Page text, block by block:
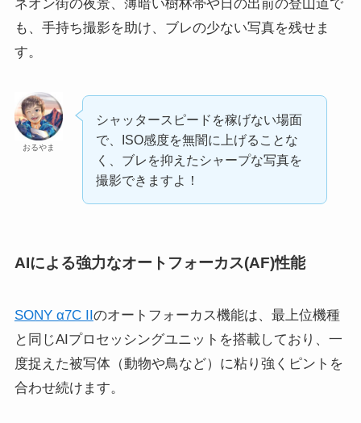
ネオン街の夜景、薄暗い樹林帯や日の出前の登山道で
も、手持ち撮影を助け、ブレの少ない写真を残せま
す。
おるやま
シャッタースピードを稼げない場面
で、ISO感度を無闇に上げることな
く、ブレを抑えたシャープな写真を
撮影できますよ！
AIによる強力なオートフォーカス(AF)性能
SONY α7C II のオートフォーカス機能は、最上位機種
と同じAIプロセッシングユニットを搭載しており、一
度捉えた被写体（動物や鳥など）に粘り強くピントを
合わせ続けます。